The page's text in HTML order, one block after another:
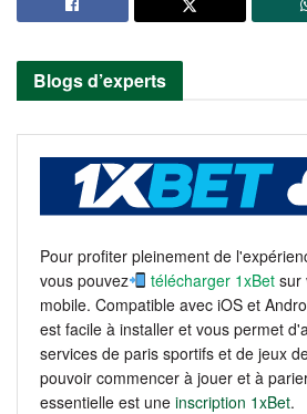
Blogs d’experts
Pour profiter pleinement de
vous pouvez
télécharger 1xBet sur
mobile. Compatible avec iOS et
est facile à installer et vous permet
services de paris sportifs et de jeux
pouvoir commencer à jouer et à
essentielle est une inscription 1xBet.